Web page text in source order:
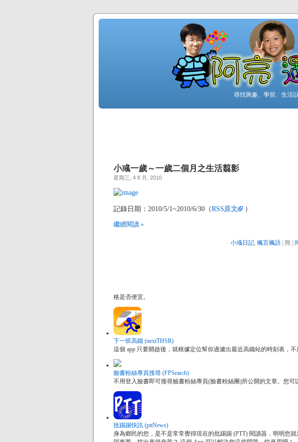
尋找興趣、學習、生活
小彧一歲～一歲二個月之生活翦影
星期三, 4 8 月, 2010
記錄日期：2010/5/1~2010/6/30（RSS原文 ）
繼續閱讀 »
小彧日記, 楓言楓語| 熊 |
格是否便宜。
下一班高鐵 (nextTHSR)
這個 app 只要開啟後，就根據定位幫你過濾出最近高鐵站的時刻表，
臉書粉絲專頁搜尋 (FPSearch)
不用登入臉書即可搜尋臉書粉絲專頁(臉書粉絲團)所公開的文章。您
批踢踢快訊 (pttNews)
身為鄉民的您，是不是常常覺得現在的批踢踢 (PTT) 閱讀器，明明您